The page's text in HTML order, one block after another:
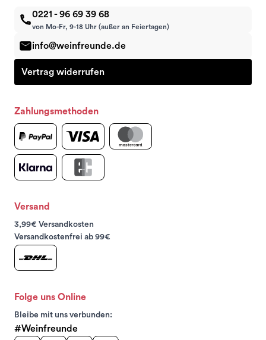
0221 - 96 69 39 68
von Mo-Fr, 9-18 Uhr (außer an Feiertagen)
info@weinfreunde.de
Vertrag widerrufen
Zahlungsmethoden
Versand
3,99€ Versandkosten
Versandkostenfrei ab 99€
Folge uns Online
Bleibe mit uns verbunden:
#Weinfreunde